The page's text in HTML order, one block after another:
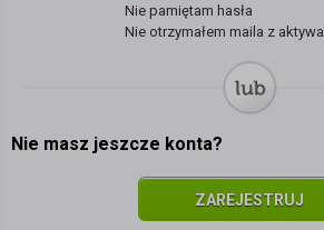
Nie pamiętam hasła
Nie otrzymałem maila z
Nie masz jeszcze konta?
ZAREJESTRUJ